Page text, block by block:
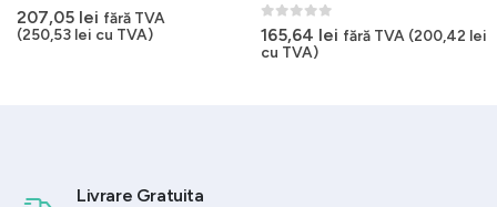
0out of 5
207,05 lei fără TVA
(250,53 lei cu TVA) 0out of 5
165,64 lei fără TVA (200,42 lei
cu TVA)
Livrare Gratuita